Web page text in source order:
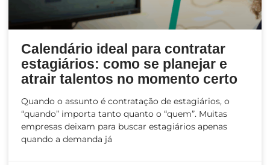
Calendário ideal para contratar
estagiários: como se planejar e
atrair talentos no momento certo
Quando o assunto é contratação de estagiários, o
“quando” importa tanto quanto o “quem”. Muitas
empresas deixam para buscar estagiários apenas
quando a demanda já